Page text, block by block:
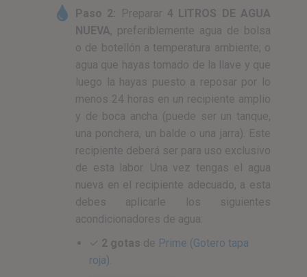
Paso 2: Preparar 4 LITROS DE AGUA
NUEVA, preferiblemente agua de bolsa
o de botellón a temperatura ambiente; o
agua que hayas tomado de la llave y que
luego la hayas puesto a reposar por lo
menos 24 horas en un recipiente amplio
y de boca ancha (puede ser un tanque,
una ponchera, un balde o una jarra). Este
recipiente deberá ser para uso exclusivo
de esta labor. Una vez tengas el agua
nueva en el recipiente adecuado, a esta
debes aplicarle los siguientes
acondicionadores de agua:
✓ 2 gotas de Prime (Gotero tapa
roja).